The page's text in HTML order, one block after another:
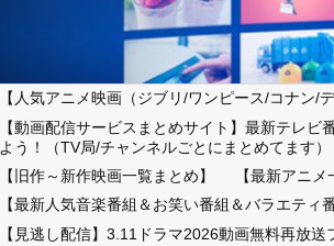
【人気アニメ映画（ジブリ/ワンピース/コナン/
【動画配信サービスまとめサイト】最新テレ
よう！（TV局/チャンネルごとにまとめてます）
【旧作～新作映画一覧まとめ】
【最新アニメ
【最新人気音楽番組＆お笑い番組＆バラエティ
【見逃し配信】3.11ドラマ2026動画無料再放